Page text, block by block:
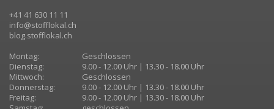
+41 41 630 11 11
info@stofflokal.ch
blog.stofflokal.ch
Montag:
Geschlossen
Dienstag:
9.00 - 12.00 Uhr | 13.30 - 18.00 Uhr
Mittwoch:
Geschlossen
Donnerstag:
9.00 - 12.00 Uhr | 13.30 - 18.00 Uhr
Freitag:
9.00 - 12.00 Uhr | 13.30 - 18.00 Uhr